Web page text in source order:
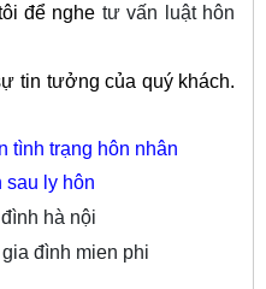
để nghe tư vấn luật hôn
tin tưởng của quý khách.
tình trạng hôn nhân
sau ly hôn
hà nội
đình mien phi